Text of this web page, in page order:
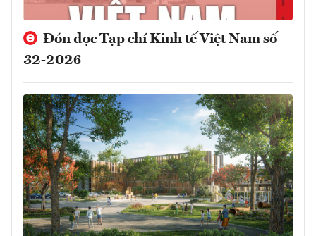
Đón đọc Tạp chí Kinh tế Việt Nam số
32-2026